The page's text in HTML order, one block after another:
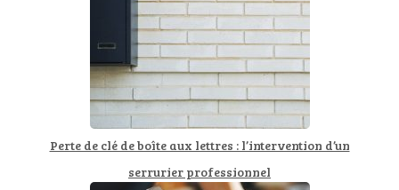
Perte de clé de boîte aux lettres : l’intervention d’un
serrurier professionnel